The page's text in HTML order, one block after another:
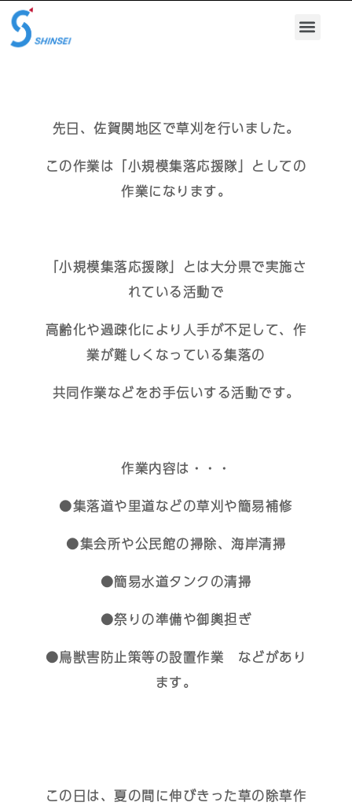
先日、佐賀関地区で草刈を行いました。
この作業は「小規模集落応援隊」としての
作業になります。
「小規模集落応援隊」とは大分県で実施さ
れている活動で
高齢化や過疎化により人手が不足して、作
業が難しくなっている集落の
共同作業などをお手伝いする活動です。
作業内容は・・・
●集落道や里道などの草刈や簡易補修
●集会所や公民館の掃除、海岸清掃
●簡易水道タンクの清掃
●祭りの準備や御輿担ぎ
●鳥獣害防止策等の設置作業 などがあり
ます。
この日は、夏の間に伸びきった草の除草作